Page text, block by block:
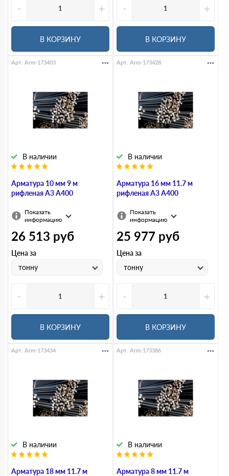
- +
В КОРЗИНУ
- +
В КОРЗИНУ
Арматура 10 мм 9 м
рифленая А3 А400
В наличии
Арт. Arm-173403
Показать
информацию
26 513 руб
Цена за
тонну
- +
В КОРЗИНУ
Арматура 16 мм 11.7 м
рифленая А3 А400
В наличии
Арт. Arm-173428
Показать
информацию
25 977 руб
Цена за
тонну
- +
В КОРЗИНУ
Арматура 18 мм 11.7 м
В наличии
Арт. Arm-173434
Арматура 8 мм 11.7 м
В наличии
Арт. Arm-173386